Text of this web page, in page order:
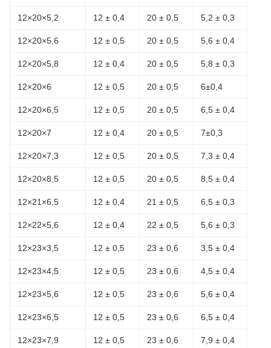
12×20×5,2 12 ± 0,4 20 ± 0,5 5,2 ± 0,3
12×20×5,6 12 ± 0,5 20 ± 0,5 5,6 ± 0,4
12×20×5,8 12 ± 0,4 20 ± 0,5 5,8 ± 0,3
12×20×6 12 ± 0,5 20 ± 0,5 6±0,4
12×20×6,5 12 ± 0,5 20 ± 0,5 6,5 ± 0,4
12×20×7 12 ± 0,4 20 ± 0,5 7±0,3
12×20×7,3 12 ± 0,5 20 ± 0,5 7,3 ± 0,4
12×20×8,5 12 ± 0,5 20 ± 0,5 8,5 ± 0,4
12×21×6,5 12 ± 0,4 21 ± 0,5 6,5 ± 0,3
12×22×5,6 12 ± 0,4 22 ± 0,5 5,6 ± 0,3
12×23×3,5 12 ± 0,5 23 ± 0,6 3,5 ± 0,4
12×23×4,5 12 ± 0,5 23 ± 0,6 4,5 ± 0,4
12×23×5,6 12 ± 0,5 23 ± 0,6 5,6 ± 0,4
12×23×6,5 12 ± 0,5 23 ± 0,6 6,5 ± 0,4
12×23×7,9 12 ± 0,5 23 ± 0,6 7,9 ± 0,4